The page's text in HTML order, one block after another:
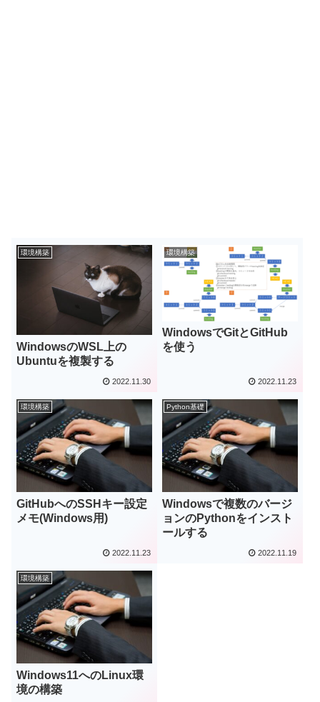
環境構築
WindowsのWSL上の
Ubuntuを複製する
2022.11.30
環境構築
WindowsでGitとGitHub
を使う
2022.11.23
環境構築
GitHubへのSSHキー設定
メモ(Windows用)
2022.11.23
Python基礎
Windowsで複数のバージ
ョンのPythonをインスト
ールする
2022.11.19
環境構築
Windows11へのLinux環
境の構築